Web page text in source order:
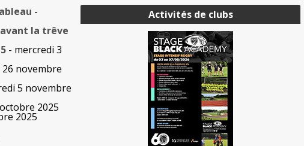
-
la trêve
- mercredi 3
novembre
5 novembre
2025
2025
Activités de clubs